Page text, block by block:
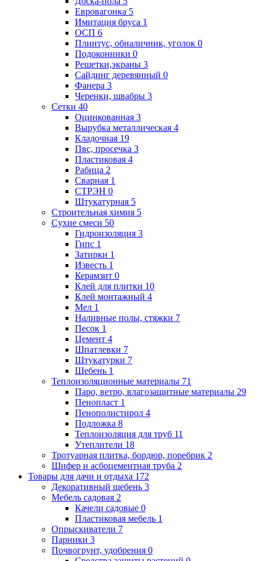
Евровагонка 5
Имитация бруса 1
ОСП 6
Плинтус, обналичник, уголок 0
Подоконники 0
Решетки,экраны 3
Сайдинг деревянный 0
Фанера 3
Черенки, швабры 3
Сетки 40
Оцинкованная 3
Вырубка металлическая 4
Кладочная 19
Пвс, просечка 3
Пластиковая 4
Рабица 2
Сварная 1
СТРЭН 0
Штукатурная 5
Строительная химия 5
Сухие смеси 50
Гидроизоляция 3
Гипс 1
Затирки 1
Известь 1
Керамзит 0
Клей для плитки 10
Клей монтажный 4
Мел 1
Наливные полы, стяжки 7
Песок 1
Цемент 4
Шпатлевки 7
Штукатурки 7
Щебень 1
Теплоизоляционные материалы 71
Паро, ветро, влагозащитные материалы 29
Пенопласт 1
Пенополистирол 4
Подложка 8
Теплоизоляция для труб 11
Утеплители 18
Тротуарная плитка, бордюр, поребрик 2
Шифер и асбоцементная труба 2
Товары для дачи и отдыха 172
Декоративный щебень 3
Мебель садовая 2
Качели садовые 0
Пластиковая мебель 1
Опрыскиватели 7
Парники 3
Почвогрунт, удобрения 0